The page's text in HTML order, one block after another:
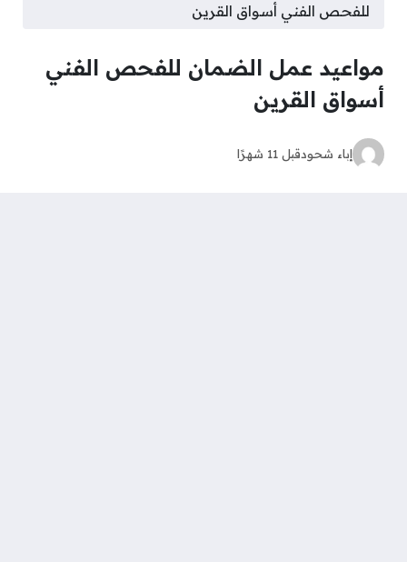
للفحص الفني أسواق القرين
مواعيد عمل الضمان للفحص الفني
أسواق القرين
إباء شحودقبل 11 شهرًا